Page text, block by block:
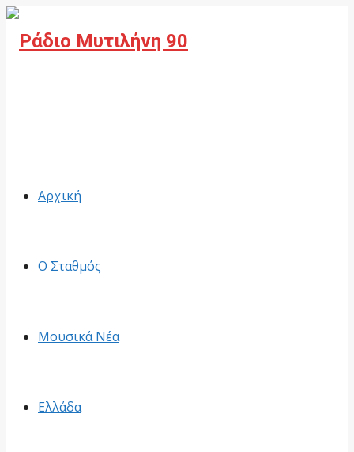
Αρχική
Ο Σταθμός
Μουσικά Νέα
Ελλάδα